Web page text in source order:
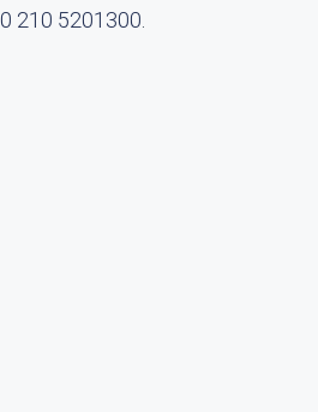
210 5201300